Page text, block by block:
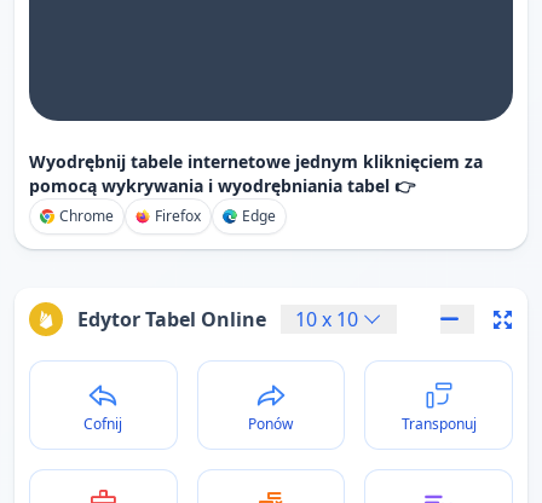
Wyodrębnij tabele internetowe jednym kliknięciem za
pomocą wykrywania i wyodrębniania tabel 👉
Chrome Firefox Edge
Edytor Tabel Online 10x 10
Cofnij Ponów Transponuj